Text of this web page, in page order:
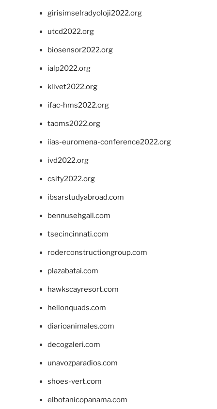
girisimselradyoloji2022.org
utcd2022.org
biosensor2022.org
ialp2022.org
klivet2022.org
ifac-hms2022.org
taoms2022.org
iias-euromena-conference2022.org
ivd2022.org
csity2022.org
ibsarstudyabroad.com
bennusehgall.com
tsecincinnati.com
roderconstructiongroup.com
plazabatai.com
hawkscayresort.com
hellonquads.com
diarioanimales.com
decogaleri.com
unavozparadios.com
shoes-vert.com
elbotanicopanama.com